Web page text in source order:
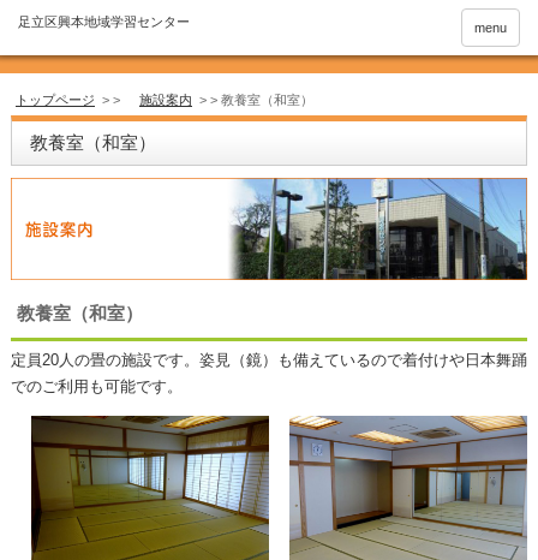
menu
トップページ > > 施設案内 > > 教養室（和室）
教養室（和室）
教養室（和室）
定員20人の畳の施設です。姿見（鏡）も備えているので着付けや日本舞踊
でのご利用も可能です。